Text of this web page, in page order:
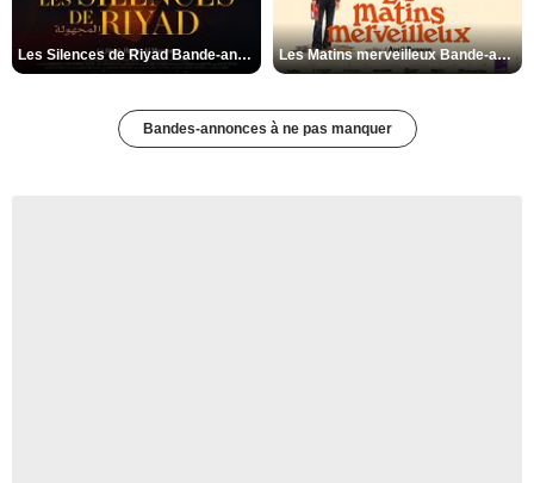
Les Silences de Riyad Bande-annonce VO STFR Les Matins merveilleux Bande-annonce VF
Bandes-annonces à ne pas manquer